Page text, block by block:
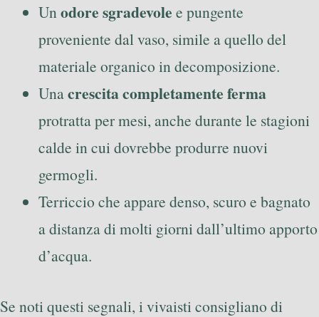
Unodore sgradevole e pungente
proveniente dal vaso, simile a quello del
materiale organico in decomposizione.
Unacrescita completamente ferma
protratta per mesi, anche durante le stagioni
calde in cui dovrebbe produrre nuovi
germogli.
Terriccio che appare denso, scuro e bagnato
a distanza di molti giorni dall’ultimo apporto
d’acqua.
Se noti questi segnali, i vivaisti consigliano di